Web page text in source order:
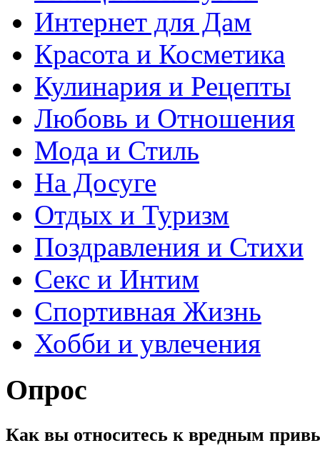
Интернет для Дам
Красота и Косметика
Кулинария и Рецепты
Любовь и Отношения
Мода и Стиль
На Досуге
Отдых и Туризм
Поздравления и Стихи
Секс и Интим
Спортивная Жизнь
Хобби и увлечения
Опрос
Как вы относитесь к вредным